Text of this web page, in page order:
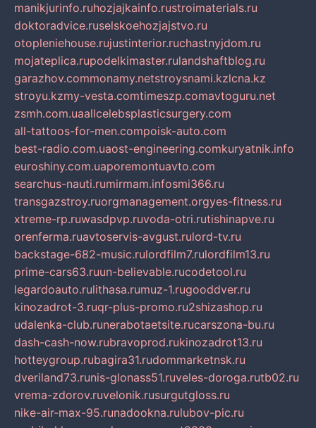
manikjurinfo.ruhozjajkainfo.rustroimaterials.ru
doktoradvice.ruselskoehozjajstvo.ru
otopleniehouse.rujustinterior.ruchastnyjdom.ru
mojateplica.rupodelkimaster.rulandshaftblog.ru
garazhov.commonamy.netstroysnami.kzlcna.kz
stroyu.kzmy-vesta.comtimeszp.comavtoguru.net
zsmh.com.uaallcelebsplasticsurgery.com
all-tattoos-for-men.compoisk-auto.com
best-radio.com.uaost-engineering.comkuryatnik.info
euroshiny.com.uaporemontuavto.com
searchus-nauti.rumirmam.infosmi366.ru
transgazstroy.ruorgmanagement.orgyes-fitness.ru
xtreme-rp.ruwasdpvp.ruvoda-otri.rutishinapve.ru
orenferma.ruavtoservis-avgust.rulord-tv.ru
backstage-682-music.rulordfilm7.rulordfilm13.ru
prime-cars63.ruun-believable.rucodetool.ru
legardoauto.rulithasa.rumuz-1.rugooddver.ru
kinozadrot-3.ruqr-plus-promo.ru2shizashop.ru
udalenka-club.runerabotaetsite.rucarszona-bu.ru
dash-cash-now.rubravoprod.rukinozadrot13.ru
hotteygroup.rubagira31.rudommarketnsk.ru
dveriland73.runis-glonass51.ruveles-doroga.rutb02.ru
vrema-zdorov.ruvelonik.rusurgutgloss.ru
nike-air-max-95.runadookna.rulubov-pic.ru